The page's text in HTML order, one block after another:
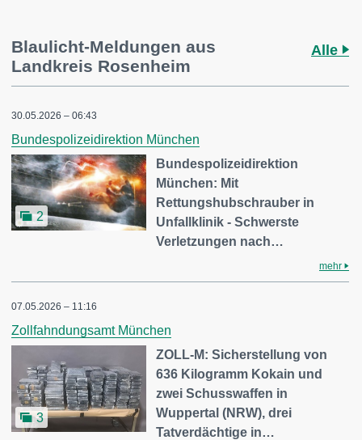
Blaulicht-Meldungen aus
Landkreis Rosenheim
Alle
30.05.2026 – 06:43
Bundespolizeidirektion München
2
Bundespolizeidirektion
München: Mit
Rettungshubschrauber in
Unfallklinik - Schwerste
Verletzungen nach…
mehr
07.05.2026 – 11:16
Zollfahndungsamt München
3
ZOLL-M: Sicherstellung von
636 Kilogramm Kokain und
zwei Schusswaffen in
Wuppertal (NRW), drei
Tatverdächtige in…